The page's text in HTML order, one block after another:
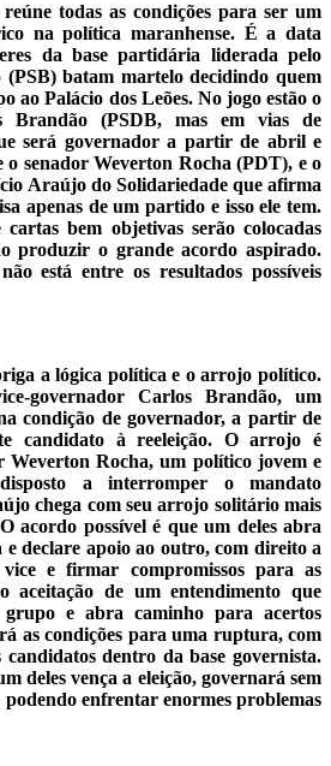
todas as condições para ser um
na política maranhense. É a data
da base partidária liderada pelo
batam martelo decidindo quem
ao Palácio dos Leões. No jogo estão o
Brandão (PSDB, mas em vias de
será governador a partir de abril e
o senador Weverton Rocha (PDT), e o
Araújo do Solidariedade que afirma
apenas de um partido e isso ele tem.
bem objetivas serão colocadas
produzir o grande acordo aspirado.
está entre os resultados possíveis
a lógica política e o arrojo político.
governador Carlos Brandão, um
condição de governador, a partir de
candidato à reeleição. O arrojo é
Weverton Rocha, um político jovem e
a interromper o mandato
chega com seu arrojo solitário mais
acordo possível é que um deles abra
declare apoio ao outro, com direito a
e firmar compromissos para as
aceitação de um entendimento que
e abra caminho para acertos
as condições para uma ruptura, com
dentro da base governista.
deles vença a eleição, governará sem
enfrentar enormes problemas